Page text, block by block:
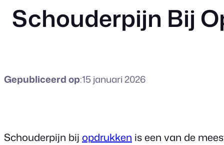
Schouderpijn Bij
Gepubliceerd op:15 januari 2026
Schouderpijn bij opdrukken is een van de